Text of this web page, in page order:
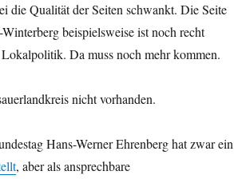
die Qualität der Seiten schwankt. Die Seite
beispielsweise ist noch recht
Da muss noch mehr kommen.
nicht vorhanden.
Hans-Werner Ehrenberg hat zwar ein
, aber als ansprechbare